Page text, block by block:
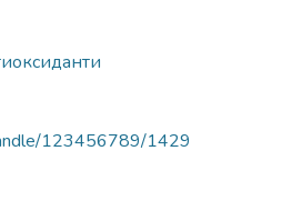
123456789/1429